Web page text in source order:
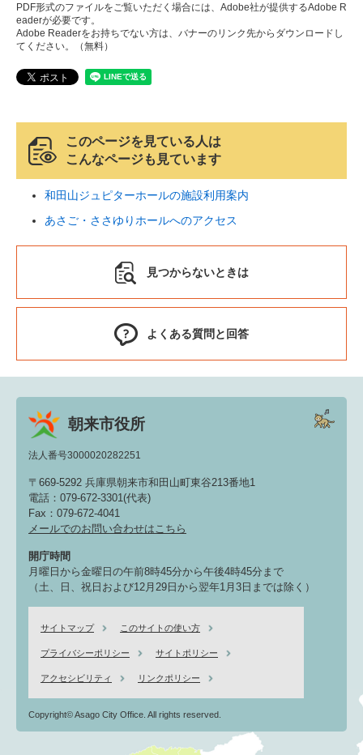
PDF形式のファイルをご覧いただく場合には、Adobe社が提供するAdobe R
eaderが必要です。
Adobe Readerをお持ちでない方は、バナーのリンク先からダウンロードし
てください。（無料）
このページを見ている人は
こんなページも見ています
和田山ジュピターホールの施設利用案内
あさご・ささゆりホールへのアクセス
見つからないときは
よくある質問と回答
朝来市役所
法人番号3000020282251
〒669-5292 兵庫県朝来市和田山町東谷213番地1
電話：079-672-3301(代表)
Fax：079-672-4041
メールでのお問い合わせはこちら
開庁時間
月曜日から金曜日の午前8時45分から午後4時45分まで
（土、日、祝日および12月29日から翌年1月3日までは除く）
サイトマップ このサイトの使い方
プライバシーポリシー サイトポリシー
アクセシビリティ リンクポリシー
Copyright© Asago City Office. All rights reserved.